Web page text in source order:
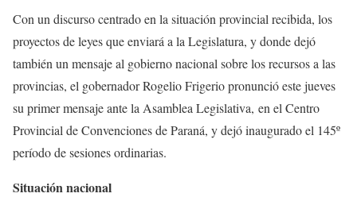
Con un discurso centrado en la situación provincial recibida, los
proyectos de leyes que enviará a la Legislatura, y donde dejó
también un mensaje al gobierno nacional sobre los recursos a las
provincias, el gobernador Rogelio Frigerio pronuncióeste jueves
su primermensajeante la Asamblea Legislativa, en el Centro
Provincial de Convenciones de Paraná, y dejó inaugurado el 145º
períodode sesiones ordinarias.
Situación nacional